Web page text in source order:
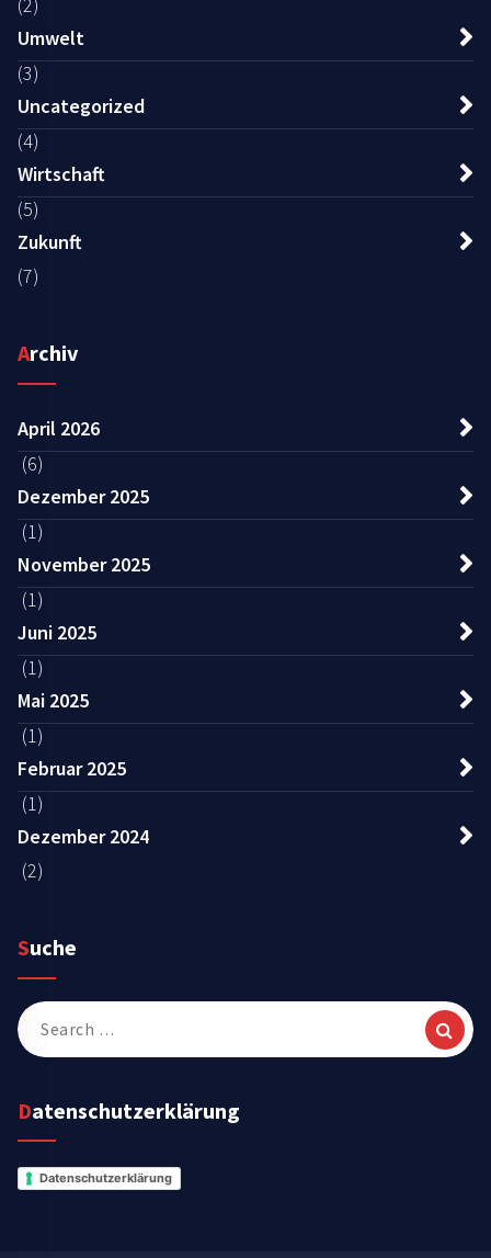
(2)
Umwelt
(3)
Uncategorized
(4)
Wirtschaft
(5)
Zukunft
(7)
Archiv
April 2026
(6)
Dezember 2025
(1)
November 2025
(1)
Juni 2025
(1)
Mai 2025
(1)
Februar 2025
(1)
Dezember 2024
(2)
Suche
Search
for:
Datenschutzerklärung
Datenschutzerklärung